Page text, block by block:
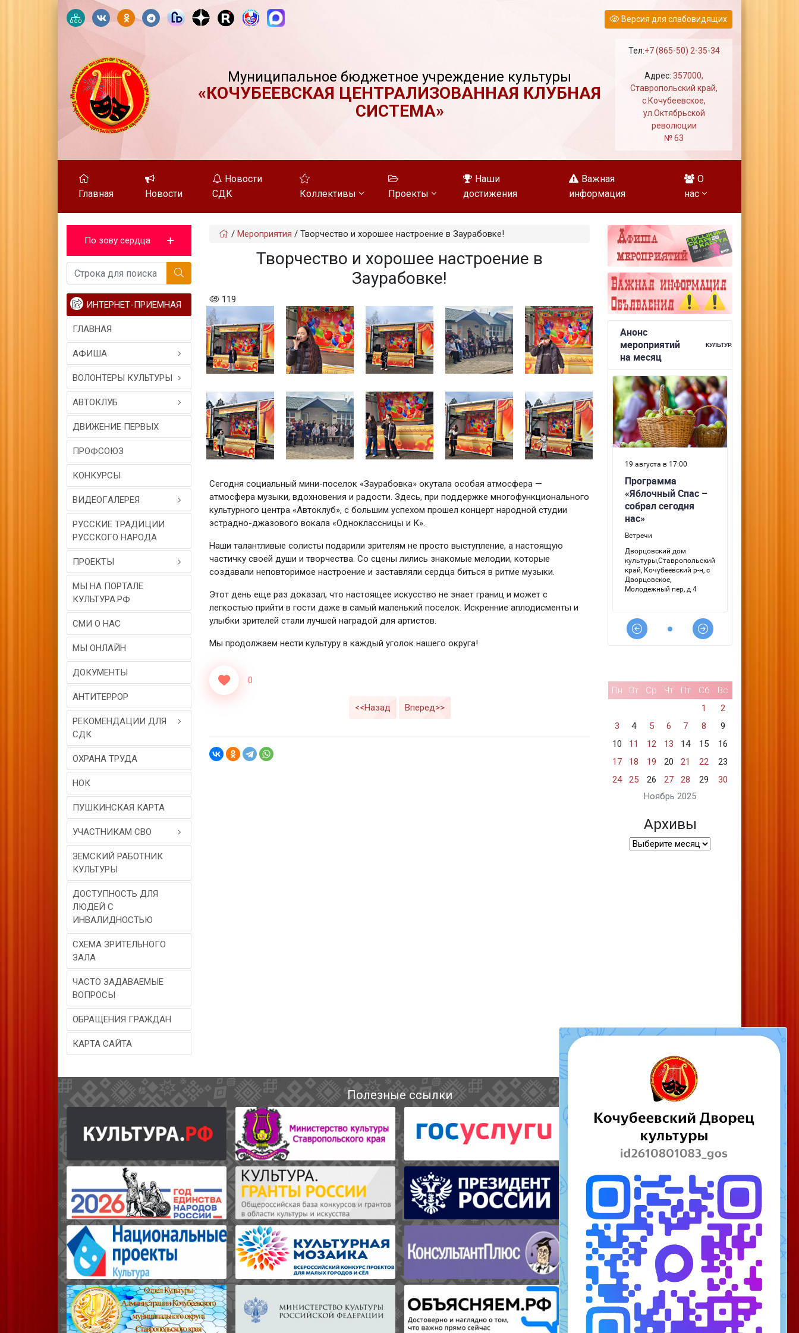
Версия для слабовидящих
Муниципальное бюджетное учреждение культуры
«КОЧУБЕЕВСКАЯ ЦЕНТРАЛИЗОВАННАЯ КЛУБНАЯ
СИСТЕМА»
Тел:+7 (865-50) 2-35-34
Адрес:357000,
Ставропольский край,
с.Кочубеевское,
ул.Октябрьской
революции
№ 63
Главная Новости
Новости
СДК
Коллективы Проекты
Наши
достижения
Важная
информация
О
нас
По зову сердца
ИНТЕРНЕТ-ПРИЕМНАЯ
ГЛАВНАЯ
АФИША
ВОЛОНТЕРЫ КУЛЬТУРЫ
АВТОКЛУБ
ДВИЖЕНИЕ ПЕРВЫХ
ПРОФСОЮЗ
КОНКУРСЫ
ВИДЕОГAЛЕРЕЯ
РУССКИЕ ТРАДИЦИИ
РУССКОГО НАРОДА
ПРОЕКТЫ
МЫ НА ПОРТАЛЕ
КУЛЬТУРА.РФ
СМИ О НАС
МЫ ОНЛАЙН
ДОКУМЕНТЫ
АНТИТЕРРОР
РЕКОМЕНДАЦИИ ДЛЯ
СДК
ОХРАНА ТРУДА
НОК
ПУШКИНСКАЯ КАРТА
УЧАСТНИКАМ СВО
ЗЕМСКИЙ РАБОТНИК
КУЛЬТУРЫ
ДОСТУПНОСТЬ ДЛЯ
ЛЮДЕЙ С
ИНВАЛИДНОСТЬЮ
СХЕМА ЗРИТЕЛЬНОГО
ЗАЛА
ЧАСТО ЗАДАВАЕМЫЕ
ВОПРОСЫ
ОБРАЩЕНИЯ ГРАЖДАН
КАРТА САЙТА
/ Мероприятия / Творчество и хорошее настроение в Заурабовке!
Творчество и хорошее настроение в
Заурабовке!
119
Сегодня социальный мини-поселок «Заурабовка» окутала особая атмосфера —
атмосфера музыки, вдохновения и радости. Здесь, при поддержке многофункционального
культурного центра «Автоклуб», с большим успехом прошел концерт народной студии
эстрадно-джазового вокала «Одноклассницы и К».
Наши талантливые солисты подарили зрителям не просто выступление, а настоящую
частичку своей души и творчества. Со сцены лились знакомые мелодии, которые
создавали неповторимое настроение и заставляли сердца биться в ритме музыки.
Этот день еще раз доказал, что настоящее искусство не знает границ и может с
легкостью прийти в гости даже в самый маленький поселок. Искренние аплодисменты и
улыбки зрителей стали лучшей наградой для артистов.
Мы продолжаем нести культуру в каждый уголок нашего округа!
0
<<Назад Вперед>>
Ноябрь 2025
Пн Вт Ср Чт Пт Сб
Вс
1
2
3
4 5 6 7 8
9
10
11 12 13 14 15
16
17
18 19 20 21 22
23
24
25 26 27 28 29 30
Архивы
Архивы
Полезные ссылки